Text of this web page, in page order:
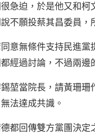
急迫，於是他又和
不願投蔡其昌委員，
意無條件支持民進
經過討論，不過兩邊
堃當院長，請黃珊
法達成共識。
都回傳雙方黨團決